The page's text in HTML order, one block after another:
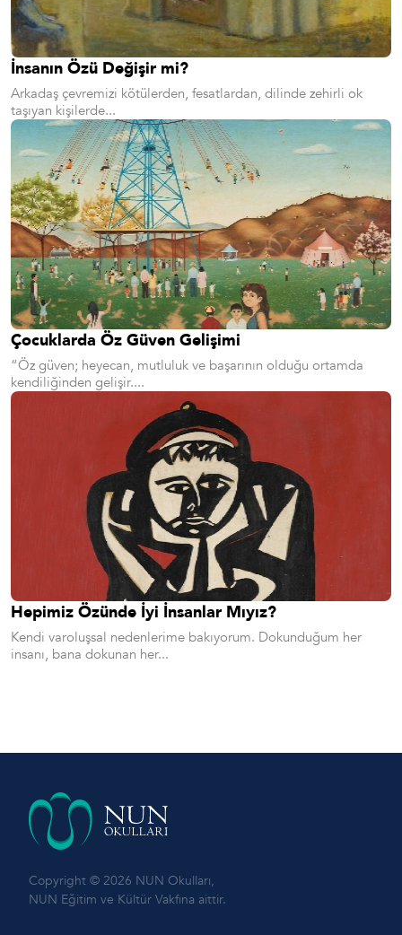
İnsanın Özü Değişir mi?
Arkadaş çevremizi kötülerden, fesatlardan, dilinde zehirli ok
taşıyan kişilerde...
Çocuklarda Öz Güven Gelişimi
“Öz güven; heyecan, mutluluk ve başarının olduğu ortamda
kendiliğinden gelişir....
Hepimiz Özünde İyi İnsanlar Mıyız?
Kendi varoluşsal nedenlerime bakıyorum. Dokunduğum her
insanı, bana dokunan her...
Copyright © 2026 NUN Okulları,
NUN Eğitim ve Kültür Vakfına aittir.